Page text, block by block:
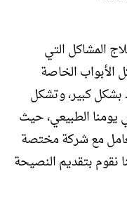
المشاكل التي
الأبواب الخاصة
بشكل كبير، وتشكل
يومنا الطبيعي، حيث
مع شركة مختصة
بتقديم النصيحة